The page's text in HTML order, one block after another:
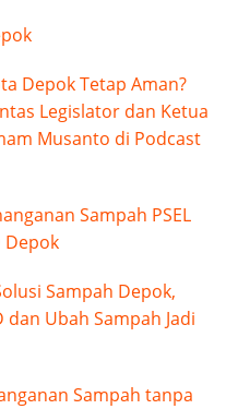
Depok Tetap Aman?
Legislator dan Ketua
Musanto di Podcast
Sampah PSEL
Depok
Sampah Depok,
dan Ubah Sampah Jadi
Sampah tanpa